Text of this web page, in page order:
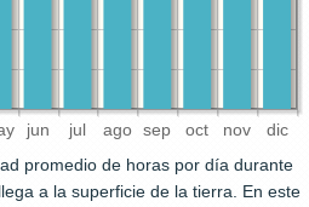
jun jul ago sep oct nov dic
promedio de horas por día durante
a la superficie de la tierra. En este